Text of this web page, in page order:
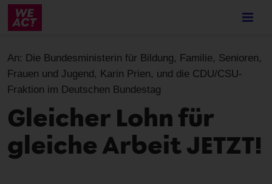
Skip
content
An: Die Bundesministerin für Bildung, Familie, Senioren,
Frauen und Jugend, Karin Prien, und die CDU/CSU-
Fraktion im Deutschen Bundestag
Gleicher Lohn für
gleiche Arbeit JETZT!